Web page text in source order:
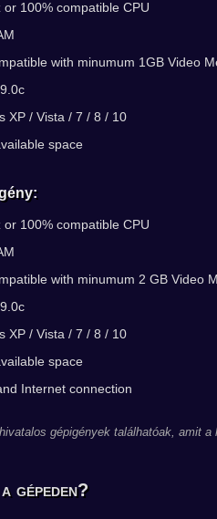
or 100% compatible CPU
with minumum 1GB Video
XP / Vista / 7 / 8 / 10
space
or 100% compatible CPU
with minumum 2 GB Video
XP / Vista / 7 / 8 / 10
space
Internet connection
gépigények találhatóak, amit
gépeden?